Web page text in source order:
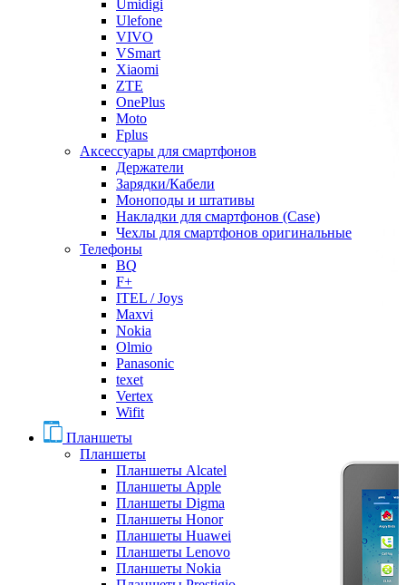
Umidigi
Ulefone
VIVO
VSmart
Xiaomi
ZTE
OnePlus
Moto
Fplus
Аксессуары для смартфонов
Держатели
Зарядки/Кабели
Моноподы и штативы
Накладки для смартфонов (Case)
Чехлы для смартфонов оригинальные
Телефоны
BQ
F+
ITEL / Joys
Maxvi
Nokia
Olmio
Panasonic
texet
Vertex
Wifit
Планшеты
Планшеты
Планшеты Alcatel
Планшеты Apple
Планшеты Digma
Планшеты Honor
Планшеты Huawei
Планшеты Lenovo
Планшеты Nokia